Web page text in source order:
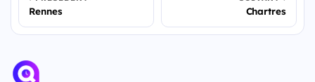
Rennes Chartres